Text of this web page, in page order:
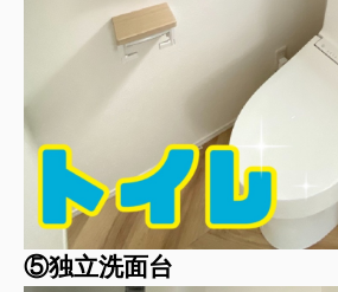
⑤独立洗面台